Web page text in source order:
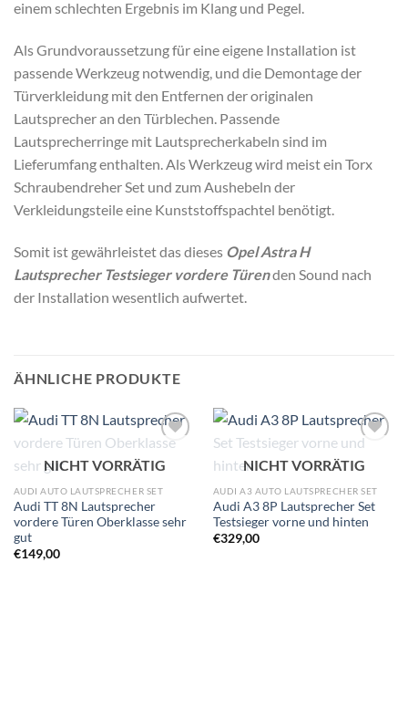
einem schlechten Ergebnis im Klang und Pegel.
Als Grundvoraussetzung für eine eigene Installation ist
passende Werkzeug notwendig, und die Demontage der
Türverkleidung mit den Entfernen der originalen
Lautsprecher an den Türblechen. Passende
Lautsprecherringe mit Lautsprecherkabeln sind im
Lieferumfang enthalten. Als Werkzeug wird meist ein Torx
Schraubendreher Set und zum Aushebeln der
Verkleidungsteile eine Kunststoffspachtel benötigt.
Somit ist gewährleistet das dieses Opel Astra H
Lautsprecher Testsieger vordere Türenden Sound nach
der Installation wesentlich aufwertet.
ÄHNLICHE PRODUKTE
Wunschliste
NICHT VORRÄTIG
AUDI AUTO LAUTSPRECHER SET
Audi TT 8N Lautsprecher
vordere Türen Oberklasse sehr
gut
€149,00
Wunschliste
NICHT VORRÄTIG
AUDI A3 AUTO LAUTSPRECHER SET
Audi A3 8P Lautsprecher Set
Testsieger vorne und hinten
€329,00